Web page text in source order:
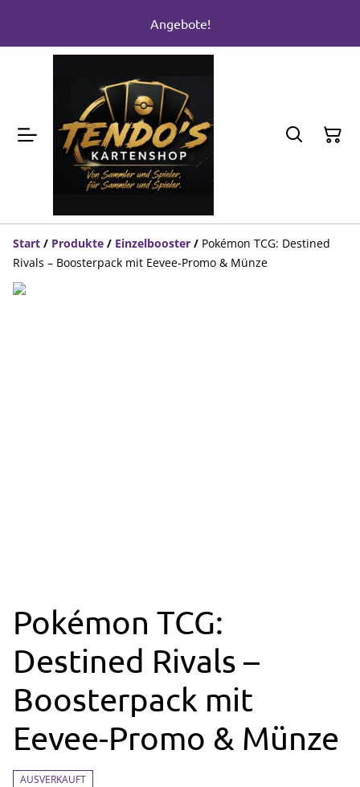
Angebote!
Start / Produkte / Einzelbooster / Pokémon TCG: Destined
Rivals – Boosterpack mit Eevee-Promo & Münze
Pokémon TCG:
Destined Rivals –
Boosterpack mit
Eevee-Promo & Münze
AUSVERKAUFT